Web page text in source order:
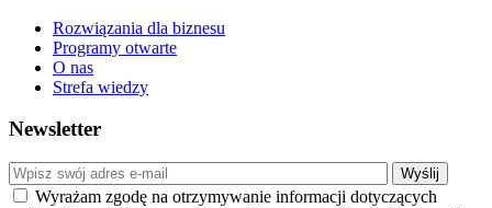
Rozwiązania dla biznesu
Programy otwarte
O nas
Strefa wiedzy
Newsletter
Wyrażam zgodę na otrzymywanie informacji dotyczących